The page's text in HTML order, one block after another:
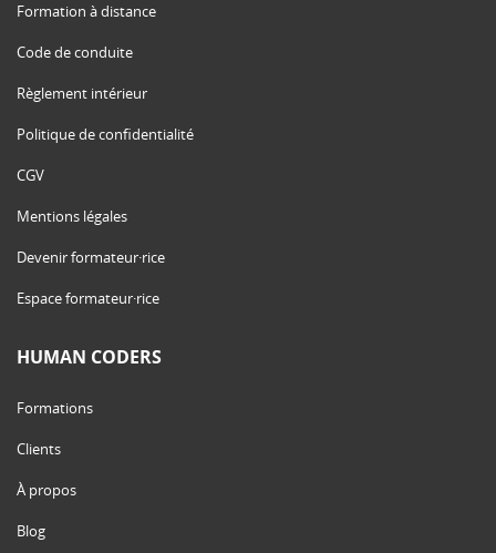
Formation à distance
Code de conduite
Règlement intérieur
Politique de confidentialité
CGV
Mentions légales
Devenir formateur·rice
Espace formateur·rice
HUMAN CODERS
Formations
Clients
À propos
Blog